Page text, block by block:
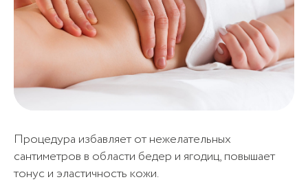
Процедура избавляет от нежелательных
сантиметров в области бедер и ягодиц, повышает
тонус и эластичность кожи.
Криосауна (разовое посещение)1 100₽
10
посещений